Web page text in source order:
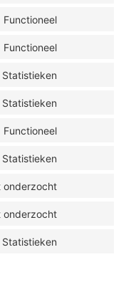
Functioneel
Functioneel
Statistieken
Statistieken
Functioneel
Statistieken
onderzocht
onderzocht
Statistieken